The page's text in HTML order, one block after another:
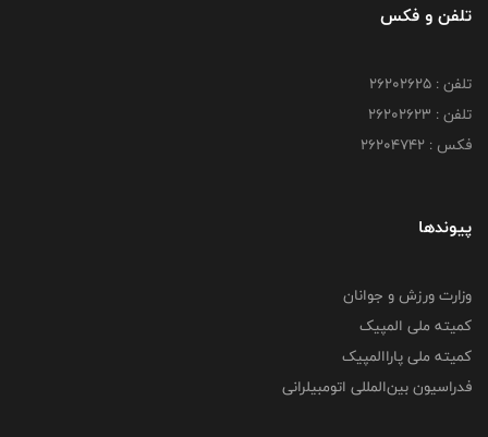
تلفن و فکس
تلفن : ۲۶۲۰۲۶۲۵
تلفن : ۲۶۲۰۲۶۲۳
فکس : ۲۶۲۰۴۷۴۲
پیوندها
وزارت ورزش و جوانان
کمیته ملی المپیک
کمیته ملی پاراالمپیک
فدراسیون بین‌المللی اتومبیلرانی